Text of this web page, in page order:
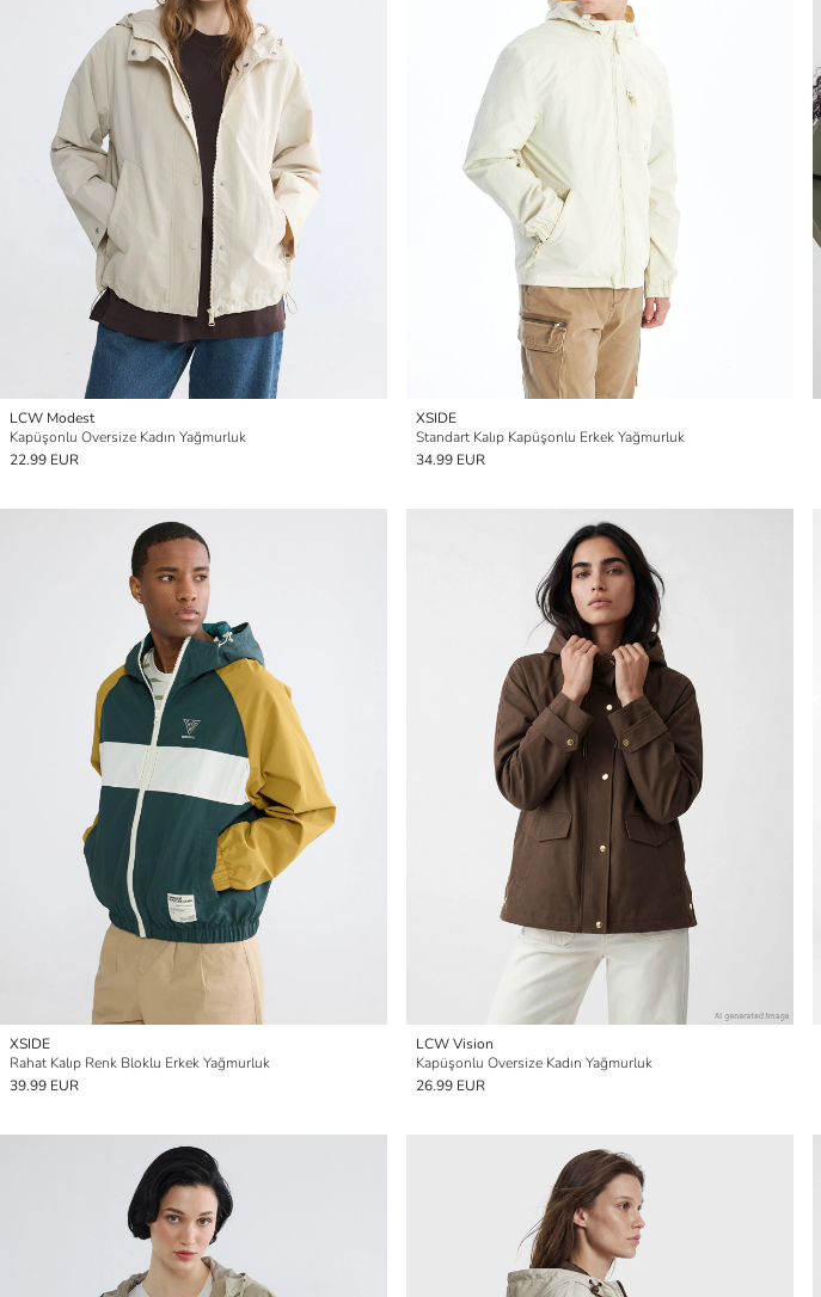
LCW Modest
Kapüşonlu Oversize Kadın Yağmurluk
22.99 EUR
XSIDE
Standart Kalıp Kapüşonlu Erkek Yağmurluk
34.99 EUR
XSIDE
Rahat Kalıp Renk Bloklu Erkek Yağmurluk
39.99 EUR
LCW Vision
Kapüşonlu Oversize Kadın Yağmurluk
26.99 EUR